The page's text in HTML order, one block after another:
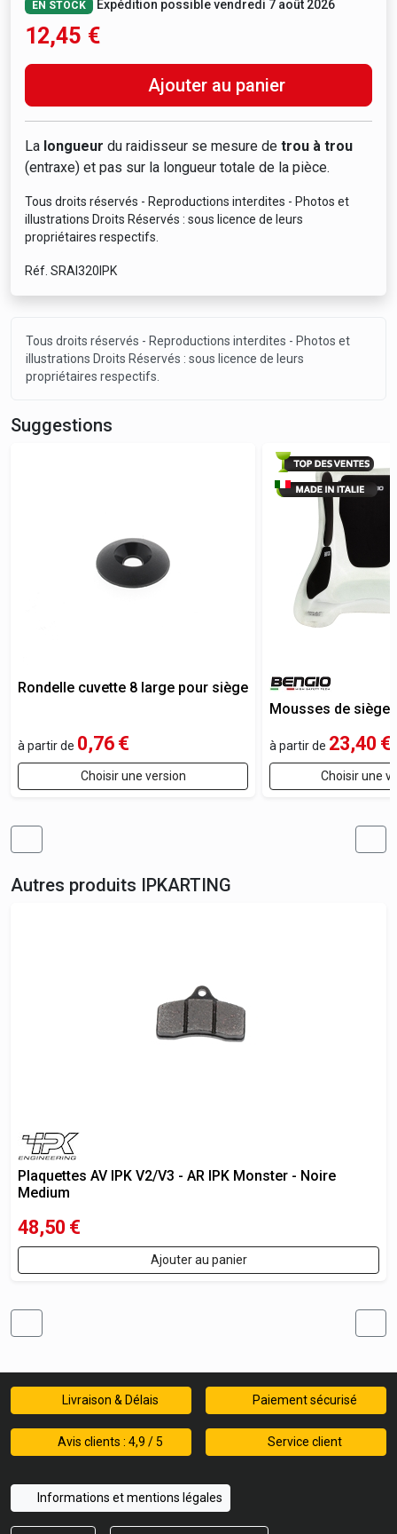
EN STOCK Expédition possible vendredi 7 août 2026
12,45 €
Ajouter au panier
La longueur du raidisseur se mesure de trou à trou
(entraxe) et pas sur la longueur totale de la pièce.
Tous droits réservés - Reproductions interdites - Photos et
illustrations Droits Réservés : sous licence de leurs
propriétaires respectifs.
Réf. SRAI320IPK
Tous droits réservés - Reproductions interdites - Photos et
illustrations Droits Réservés : sous licence de leurs
propriétaires respectifs.
Suggestions
Rondelle cuvette 8 large pour siège
à partir de 0,76 €
Choisir une version
Mousses de siège
à partir de 23,40 €
Choisir une
Autres produits IPKARTING
Plaquettes AV IPK V2/V3 - AR IPK Monster - Noire
Medium
48,50 €
Ajouter au panier
Livraison & Délais Paiement sécurisé
Avis clients : 4,9 / 5 Service client
Informations et mentions légales